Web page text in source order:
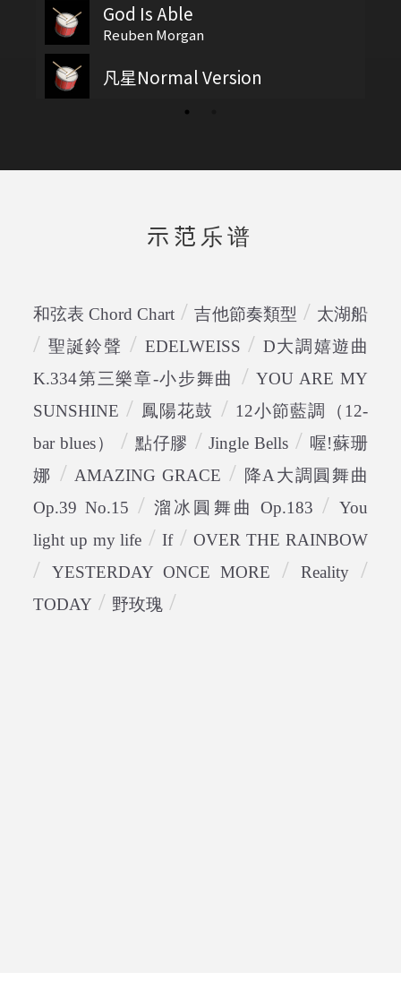
God Is Able
Reuben Morgan
凡星Normal Version
示范乐谱
和弦表 Chord Chart /吉他節奏類型 / 太湖船
/ 聖誕鈴聲 / EDELWEISS / D大調嬉遊曲
K.334第三樂章-小步舞曲
/YOU ARE MY
SUNSHINE / 鳳陽花鼓 / 12小節藍調（12-
bar blues）
/ 點仔膠 /Jingle Bells / 喔!蘇珊
娜 / AMAZING GRACE / 降A大調圓舞曲
Op.39 No.15 / 溜冰圓舞曲 Op.183 / You
light up my life /If/OVER THE RAINBOW
/YESTERDAY ONCE MORE / Reality/
TODAY / 野玫瑰 /